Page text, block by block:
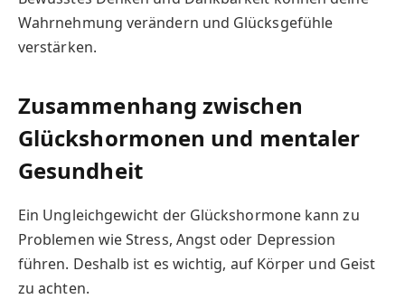
Wahrnehmung verändern und Glücksgefühle
verstärken.
Zusammenhang zwischen
Glückshormonen und mentaler
Gesundheit
Ein Ungleichgewicht der Glückshormone kann zu
Problemen wie Stress, Angst oder Depression
führen. Deshalb ist es wichtig, auf Körper und Geist
zu achten.